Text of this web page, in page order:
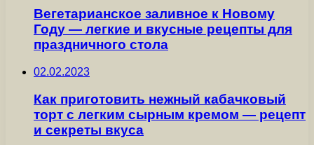
Вегетарианское заливное к Новому
Году — легкие и вкусные рецепты для
праздничного стола
02.02.2023
Как приготовить нежный кабачковый
торт с легким сырным кремом — рецепт
и секреты вкуса